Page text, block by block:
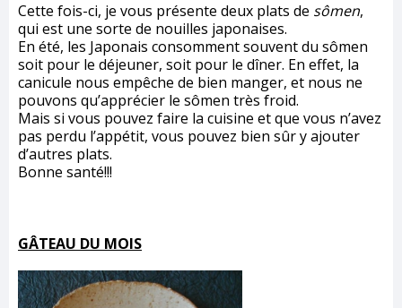
Cette fois-ci, je vous présente deux plats de sômen,
qui est une sorte de nouilles japonaises.
En été, les Japonais consomment souvent du sômen
soit pour le déjeuner, soit pour le dîner. En effet, la
canicule nous empêche de bien manger, et nous ne
pouvons qu’apprécier le sômen très froid.
Mais si vous pouvez faire la cuisine et que vous n’avez
pas perdu l’appétit, vous pouvez bien sûr y ajouter
d’autres plats.
Bonne santé!!!
GÂTEAU DU MOIS